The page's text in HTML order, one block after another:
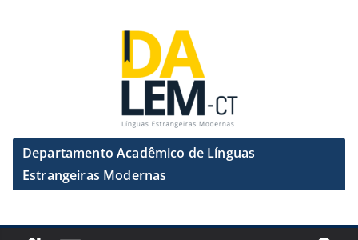
Departamento Acadêmico de Línguas
Estrangeiras Modernas